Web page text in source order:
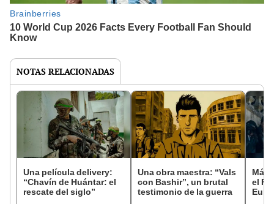
NOTAS RELACIONADAS
Una película delivery:
“Chavín de Huántar: el
rescate del siglo”
Una obra maestra: “Vals
con Bashir”, un brutal
testimonio de la guerra
Más
el